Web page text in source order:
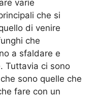
varie
che si
di venire
che
a sfaldare e
Tuttavia ci sono
sono quelle che
fare con un